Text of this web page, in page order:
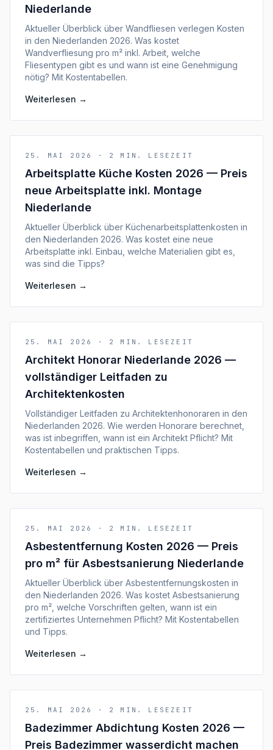
Niederlande
Aktueller Überblick über Wandfliesen verlegen Kosten
in den Niederlanden 2026. Was kostet
Wandverfliesung pro m² inkl. Arbeit, welche
Fliesentypen gibt es und wann ist eine Genehmigung
nötig? Mit Kostentabellen.
Weiterlesen →
25. MAI 2026 · 2 MIN. LESEZEIT
Arbeitsplatte Küche Kosten 2026 — Preis
neue Arbeitsplatte inkl. Montage
Niederlande
Aktueller Überblick über Küchenarbeitsplattenkosten in
den Niederlanden 2026. Was kostet eine neue
Arbeitsplatte inkl. Einbau, welche Materialien gibt es,
was sind die Tipps?
Weiterlesen →
25. MAI 2026 · 2 MIN. LESEZEIT
Architekt Honorar Niederlande 2026 —
vollständiger Leitfaden zu
Architektenkosten
Vollständiger Leitfaden zu Architektenhonoraren in den
Niederlanden 2026. Wie werden Honorare berechnet,
was ist inbegriffen, wann ist ein Architekt Pflicht? Mit
Kostentabellen und praktischen Tipps.
Weiterlesen →
25. MAI 2026 · 2 MIN. LESEZEIT
Asbestentfernung Kosten 2026 — Preis
pro m² für Asbestsanierung Niederlande
Aktueller Überblick über Asbestentfernungskosten in
den Niederlanden 2026. Was kostet Asbestsanierung
pro m², welche Vorschriften gelten, wann ist ein
zertifiziertes Unternehmen Pflicht? Mit Kostentabellen
und Tipps.
Weiterlesen →
25. MAI 2026 · 2 MIN. LESEZEIT
Badezimmer Abdichtung Kosten 2026 —
Preis Badezimmer wasserdicht machen